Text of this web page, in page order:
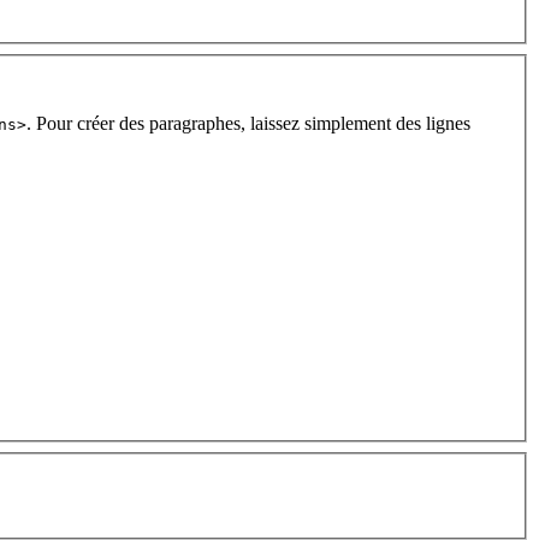
. Pour créer des paragraphes, laissez simplement des lignes